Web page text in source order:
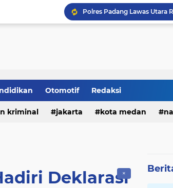
Otomotif Redaksi
kriminal jakarta kota medan
✕
Deklarasi